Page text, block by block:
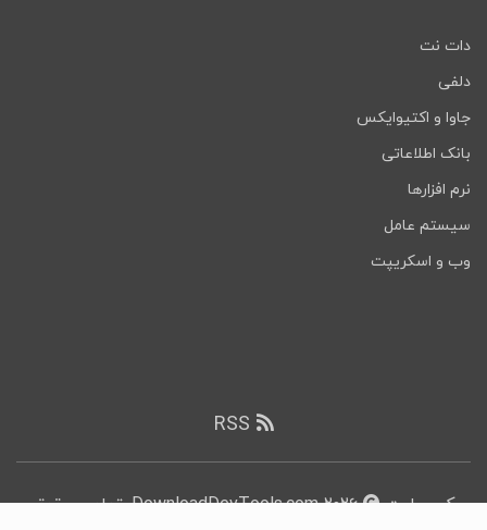
دات نت
دلفی
جاوا و اکتیوایکس
بانک اطلاعاتی
نرم افزارها
سیستم عامل
وب و اسکریپت
کپی رایت
۲۰۲۶ DownloadDevTools.com, تمامی حقوق